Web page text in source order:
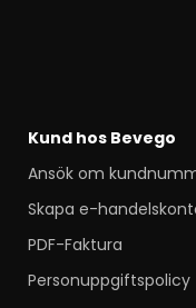
Kund hos Bevego
Ansök om
Skapa e-
PDF-Faktura
Personuppgiftspolicy